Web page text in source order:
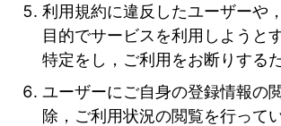
利用規約に違反したユーザーや
目的でサービスを利用しようと
特定をし，ご利用をお断りする
ユーザーにご自身の登録情報の
除，ご利用状況の閲覧を行って